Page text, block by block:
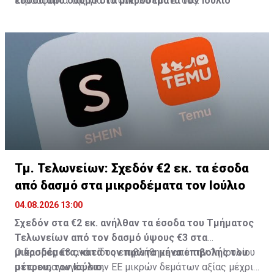
Τμ. Τελωνείων: Σχεδόν €2 εκ. τα έσοδα
από δασμό στα μικροδέματα τον Ιούλιο
04.08.2026 13:00
Σχεδόν στα €2 εκ. ανήλθαν τα έσοδα του Τμήματος
Τελωνείων από τον δασμό ύψους €3 στα
μικροδέματα, κατά τον πρώτο μήνα επιβολής του
μέτρου, τον Ιούλιο.
Ο δασμός €3 ανά είδος επιβλήθηκε από την 1η Ιουλίου
στις εισαγωγές στην ΕΕ μικρών δεμάτων αξίας μέχρι